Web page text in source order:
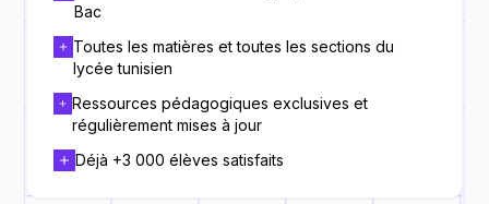
Bac
Toutes les matières et toutes les sections du
lycée tunisien
Ressources pédagogiques exclusives et
régulièrement mises à jour
Déjà +3 000 élèves satisfaits